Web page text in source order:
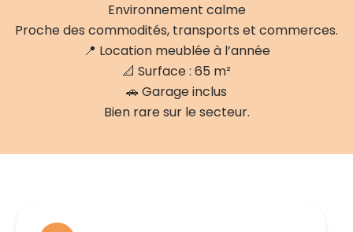
Environnement calme
Proche des commodités, transports et commerces.
📍 Location meublée à l’année
📐 Surface : 65 m²
🚗 Garage inclus
Bien rare sur le secteur.